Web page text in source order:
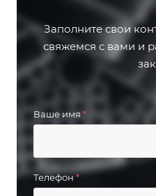
Заполните свои
свяжемся с вами и
Ваше имя *
Телефон*